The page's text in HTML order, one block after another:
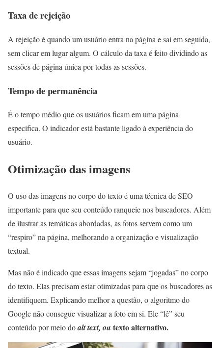
Taxa de rejeição
A rejeição é quando um usuário entra na página e sai em seguida,
sem clicar em lugar algum. O cálculo da taxa é feito dividindo as
sessões de página única por todas as sessões.
Tempo de permanência
É o tempo médio que os usuários ficam em uma página
específica. O indicador está bastante ligado à experiência do
usuário.
Otimização das imagens
O uso das imagens no corpo do texto é uma técnica de SEO
importante para que seu conteúdo ranqueie nos buscadores. Além
de ilustrar as temáticas abordadas, as fotos servem como um
“respiro” na página, melhorando a organização e visualização
textual.
Mas não é indicado que essas imagens sejam “jogadas” no corpo
do texto. Elas precisam estar otimizadas para que os buscadores as
identifiquem. Explicando melhor a questão, o algoritmo do
Google não consegue visualizar a foto em si. Ele “lê” seu
conteúdo por meio doalt text, ou texto alternativo.